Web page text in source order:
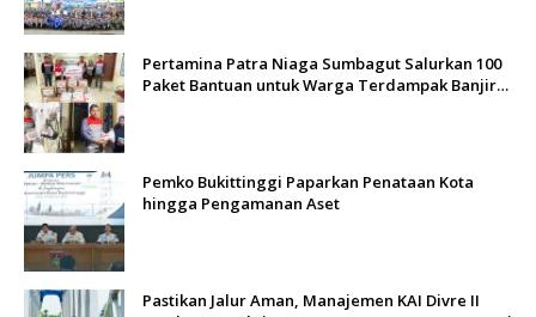
Pertamina Patra Niaga Sumbagut Salurkan 100
Paket Bantuan untuk Warga Terdampak Banjir
Pemko Bukittinggi Paparkan Penataan Kota
hingga Pengamanan Aset
Pastikan Jalur Aman, Manajemen KAI Divre II